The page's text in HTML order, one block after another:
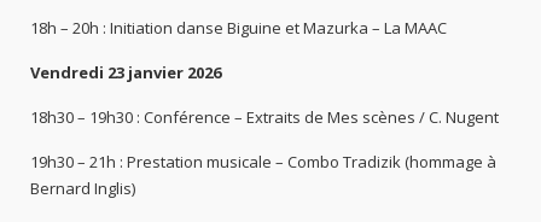
18h – 20h : Initiation danse Biguine et Mazurka – La MAAC
Vendredi 23 janvier 2026
18h30 – 19h30 : Conférence – Extraits de Mes scènes / C. Nugent
19h30 – 21h : Prestation musicale – Combo Tradizik (hommage à
Bernard Inglis)